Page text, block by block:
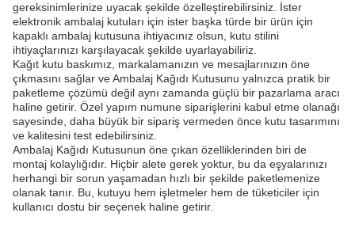
gereksinimlerinize uyacak şekilde özelleştirebilirsiniz. İster
elektronik ambalaj kutuları için ister başka türde bir ürün için
kapaklı ambalaj kutusuna ihtiyacınız olsun, kutu stilini
ihtiyaçlarınızı karşılayacak şekilde uyarlayabiliriz.
Kağıt kutu baskımız, markalamanızın ve mesajlarınızın öne
çıkmasını sağlar ve Ambalaj Kağıdı Kutusunu yalnızca pratik bir
paketleme çözümü değil aynı zamanda güçlü bir pazarlama aracı
haline getirir. Özel yapım numune siparişlerini kabul etme olanağı
sayesinde, daha büyük bir sipariş vermeden önce kutu tasarımını
ve kalitesini test edebilirsiniz.
Ambalaj Kağıdı Kutusunun öne çıkan özelliklerinden biri de
montaj kolaylığıdır. Hiçbir alete gerek yoktur, bu da eşyalarınızı
herhangi bir sorun yaşamadan hızlı bir şekilde paketlemenize
olanak tanır. Bu, kutuyu hem işletmeler hem de tüketiciler için
kullanıcı dostu bir seçenek haline getirir.